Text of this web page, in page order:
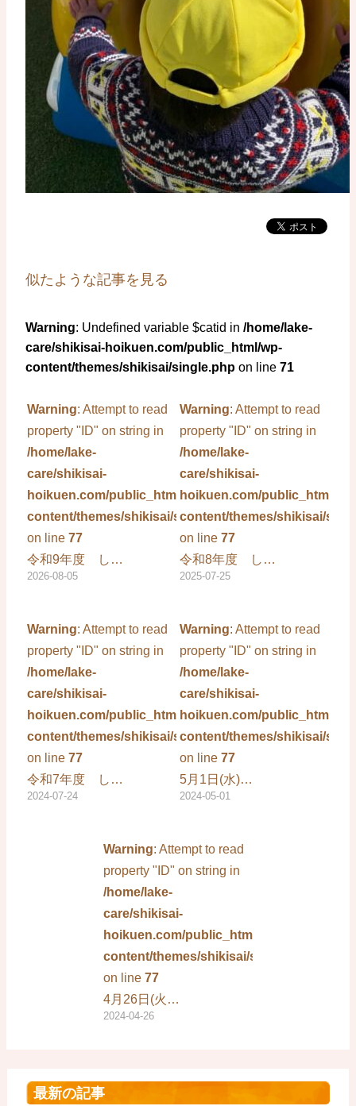
似たような記事を見る
Warning: Undefined variable $catid in /home/lake-
care/shikisai-hoikuen.com/public_html/wp-
content/themes/shikisai/single.php on line 71
Warning: Attempt to read
property "ID" on string in
/home/lake-
care/shikisai-
hoikuen.com/public_html/wp-
content/themes/shikisai/single.php
on line 77
令和9年度 し…
2026-08-05
Warning: Attempt to read
property "ID" on string in
/home/lake-
care/shikisai-
hoikuen.com/public_html/wp-
content/themes/shikisai/
on line 77
令和8年度 し…
2025-07-25
Warning: Attempt to read
property "ID" on string in
/home/lake-
care/shikisai-
hoikuen.com/public_html/wp-
content/themes/shikisai/single.php
on line 77
令和7年度 し…
2024-07-24
Warning: Attempt to read
property "ID" on string in
/home/lake-
care/shikisai-
hoikuen.com/public_html/wp-
content/themes/shikisai/
on line 77
5月1日(水)…
2024-05-01
Warning: Attempt to read
property "ID" on string in
/home/lake-
care/shikisai-
hoikuen.com/public_html/wp-
content/themes/shikisai/single.php
on line 77
4月26日(火…
2024-04-26
最新の記事